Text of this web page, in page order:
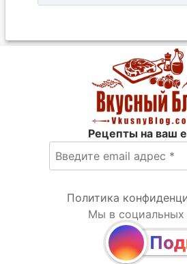
Рецепты на ваш
Политика
Мы в социальных